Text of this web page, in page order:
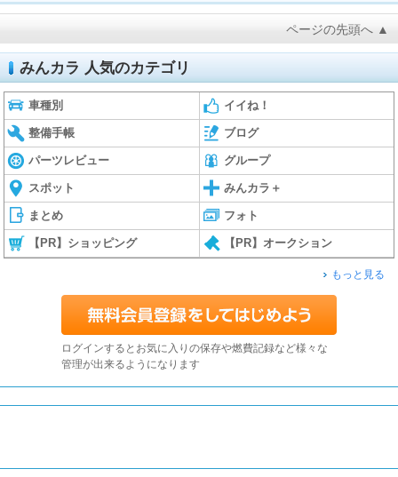
ページの先頭へ ▲
みんカラ 人気のカテゴリ
車種別 イイね！
整備手帳 ブログ
パーツレビュー グループ
スポット みんカラ＋
まとめ フォト
【PR】ショッピング 【PR】オークション
もっと見る
ログインするとお気に入りの保存や燃費記録など様々な
管理が出来るようになります